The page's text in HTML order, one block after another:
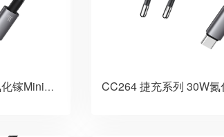
CC271 捷充系列 30W氮化镓Mini自带线双口快充充电器 美规